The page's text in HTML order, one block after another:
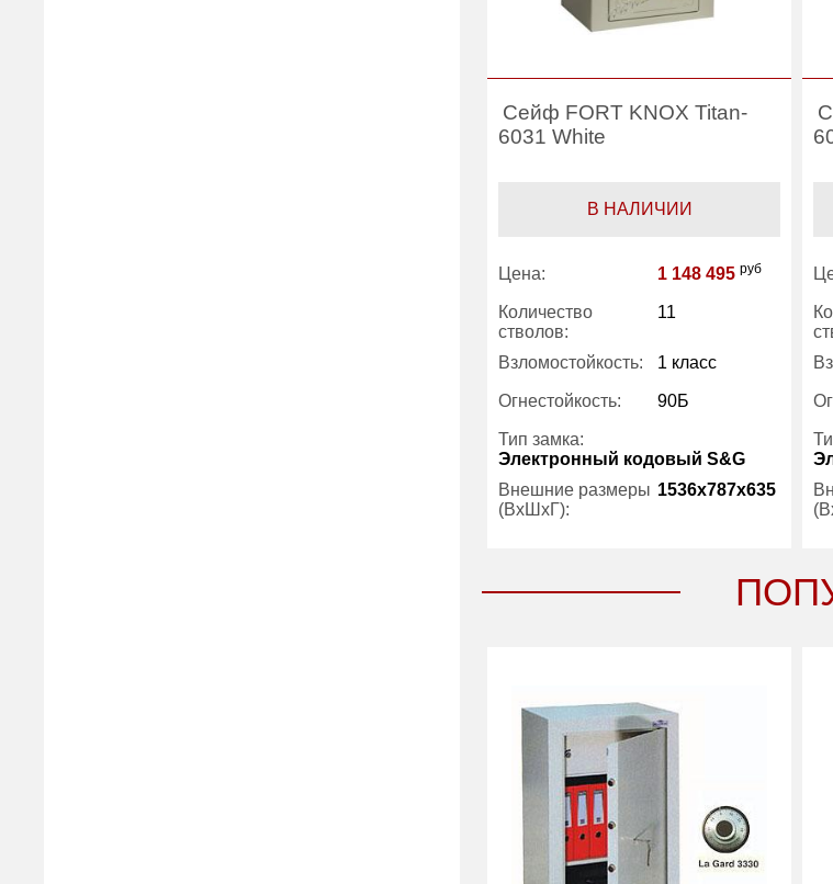
Сейф FORT KNOX Titan-
6031 White
В НАЛИЧИИ
Цена: 1 148 495 руб
Количество
стволов:
11
Взломостойкость: 1 класс
Огнестойкость: 90Б
Тип замка:
Электронный кодовый S&G
Внешние размеры
(ВхШхГ):
1536x787x635
Гарантия:
Производитель: